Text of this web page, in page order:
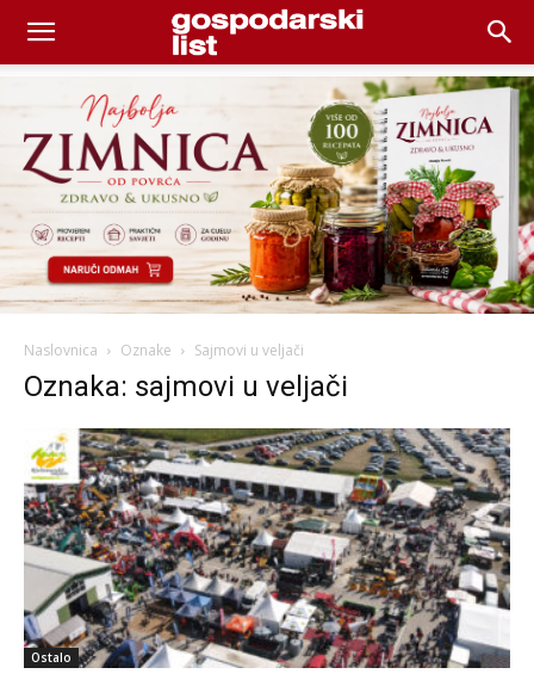
Naslovnica Oznake Sajmovi u veljači
Oznaka: sajmovi u veljači
Ostalo